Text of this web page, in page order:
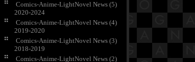
Comics-Anime-LightNovel News (5)
2020-2024
Comics-Anime-LightNovel News (4)
2019-2020
Comics-Anime-LightNovel News (3)
2018-2019
Comics-Anime-LightNovel News (2)